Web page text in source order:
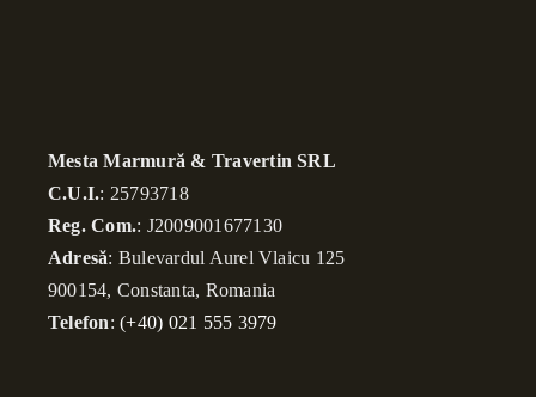
Mesta Marmură & Travertin SRL
C.U.I.: 25793718
Reg. Com.: J2009001677130
Adresă: Bulevardul Aurel Vlaicu 125
900154, Constanta, Romania
Telefon:(+40) 021 555 3979